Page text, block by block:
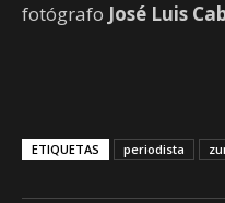
fotógrafo José Luis
ETIQUETAS periodista